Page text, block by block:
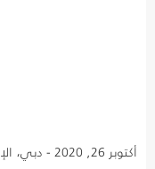
أكتوبر 26, 2020 - دبي، الإمارات العربية المتحدة